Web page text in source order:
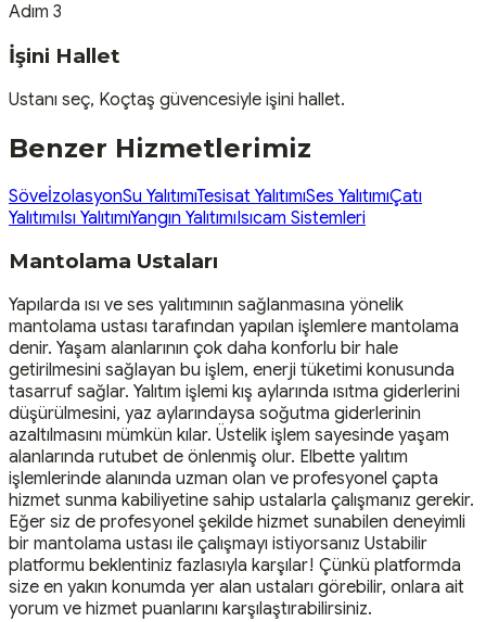
Adım 3
İşini Hallet
Ustanı seç, Koçtaş güvencesiyle işini hallet.
Benzer Hizmetlerimiz
SöveİzolasyonSu YalıtımıTesisat YalıtımıSes YalıtımıÇatı
YalıtımıIsı YalıtımıYangın YalıtımıIsıcam Sistemleri
Mantolama Ustaları
Yapılarda ısı ve ses yalıtımının sağlanmasına yönelik
mantolama ustası tarafından yapılan işlemlere mantolama
denir. Yaşam alanlarının çok daha konforlu bir hale
getirilmesini sağlayan bu işlem, enerji tüketimi konusunda
tasarruf sağlar. Yalıtım işlemi kış aylarında ısıtma giderlerini
düşürülmesini, yaz aylarındaysa soğutma giderlerinin
azaltılmasını mümkün kılar. Üstelik işlem sayesinde yaşam
alanlarında rutubet de önlenmiş olur. Elbette yalıtım
işlemlerinde alanında uzman olan ve profesyonel çapta
hizmet sunma kabiliyetine sahip ustalarla çalışmanız gerekir.
Eğer siz de profesyonel şekilde hizmet sunabilen deneyimli
bir mantolama ustası ile çalışmayı istiyorsanız Ustabilir
platformu beklentiniz fazlasıyla karşılar! Çünkü platformda
size en yakın konumda yer alan ustaları görebilir, onlara ait
yorum ve hizmet puanlarını karşılaştırabilirsiniz.